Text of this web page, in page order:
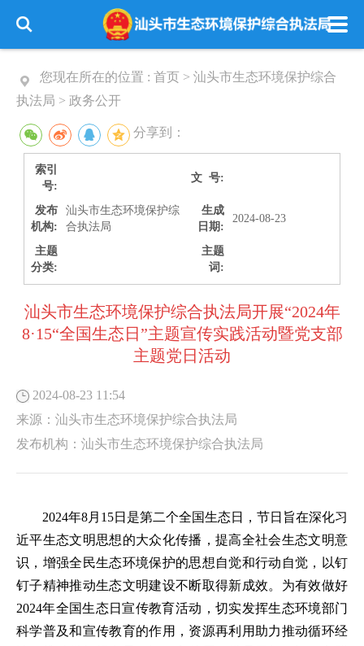
您现在所在的位置 : 首页 > 汕头市生态环境保护综合
执法局 > 政务公开
分享到：
索引
号:
文 号:
发布
机构:
汕头市生态环境保护综
合执法局
生成
日期:
2024-08-23
主题
分类:
主题
词:
汕头市生态环境保护综合执法局开展“2024年
8·15“全国生态日”主题宣传实践活动暨党支部
主题党日活动
2024-08-23 11:54
来源： 汕头市生态环境保护综合执法局
发布机构： 汕头市生态环境保护综合执法局
2024年8月15日是第二个全国生态日，节日旨在深化习
近平生态文明思想的大众化传播，提高全社会生态文明意
识，增强全民生态环境保护的思想自觉和行动自觉，以钉
钉子精神推动生态文明建设不断取得新成效。为有效做好
2024年全国生态日宣传教育活动，切实发挥生态环境部门
科学普及和宣传教育的作用，资源再利用助力推动循环经